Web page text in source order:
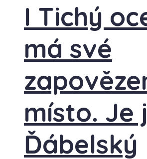
I Tichý
má své
místo. Je
Ďábelský